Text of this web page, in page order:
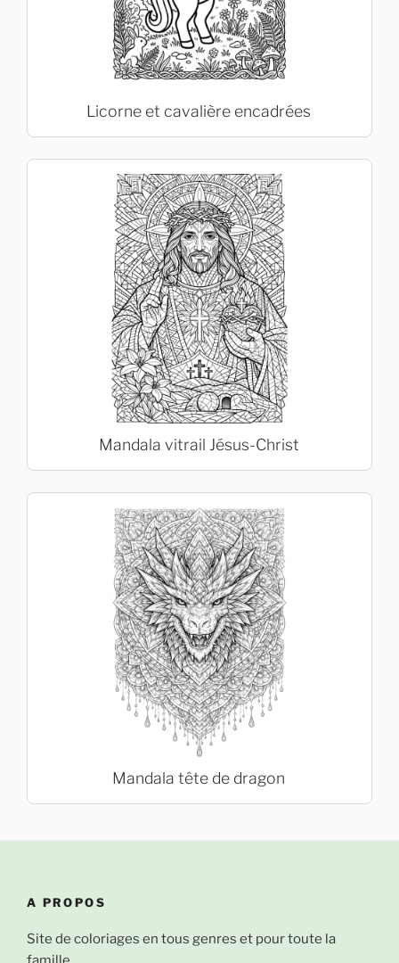
Licorne et cavalière encadrées
Mandala vitrail Jésus-Christ
Mandala tête de dragon
A PROPOS
Site de coloriages en tous genres et pour toute la